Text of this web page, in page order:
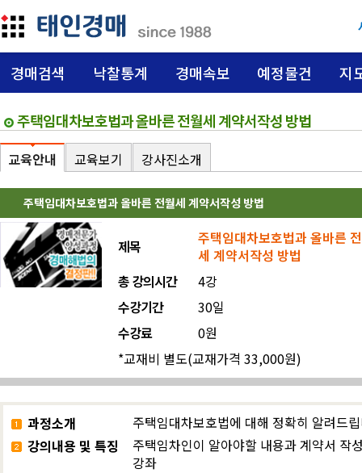
경매검색 낙찰통계 경매속보 예정물건 지
주택임대차보호법과 올바른 전월세 계약서작성 방법
교육안내 교육보기 강사진소개
주택임대차보호법과 올바른 전월세 계약서작성 방법
제목
주택임대차보호법과 올바른
세 계약서작성 방법
총 강의시간
4강
수강기간
30일
수강료
0원
*교재비 별도(교재가격 33,000원)
과정소개
주택임대차보호법에 대해 정확히 알려드
강의내용 및 특징
주택임차인이 알아야할 내용과 계약서 작
강좌